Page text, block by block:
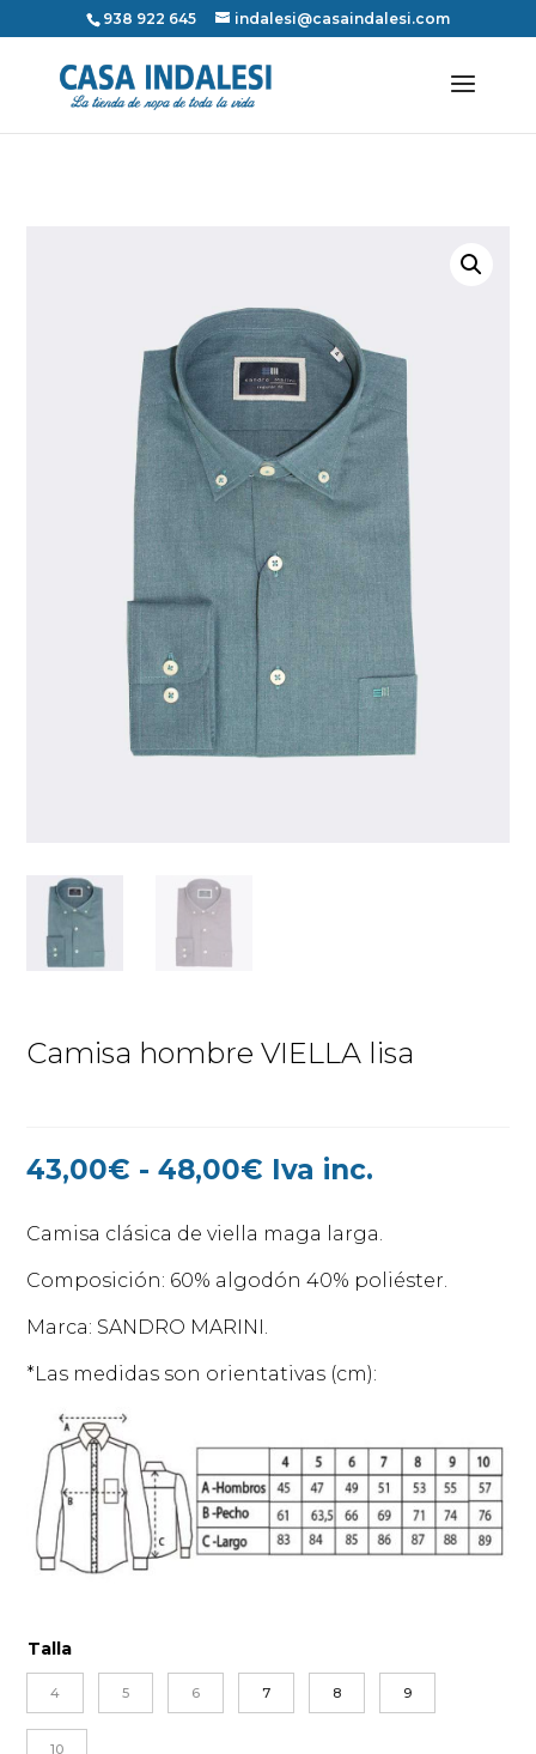
938 922 645 indalesi@casaindalesi.com
Camisa hombre VIELLA lisa
43,00€ - 48,00€ Rango
precios:
desde
43,00€
48,00€
Iva inc.
Camisa clásica de viella maga larga.
Composición: 60% algodón 40% poliéster.
Marca: SANDRO MARINI.
*Las medidas son orientativas (cm):
Talla
4 5 6 7 8 9
10